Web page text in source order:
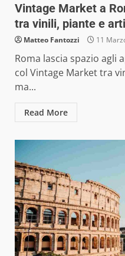
Vintage Market a
tra vinili, piante e
Matteo Fantozzi 11
Roma lascia spazio agli
col Vintage Market tra
ma...
Read More